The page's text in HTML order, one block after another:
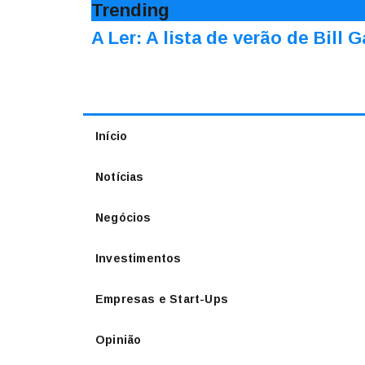
Trending
A Ler: A lista de verão de Bill
Início
Notícias
Negócios
Investimentos
Empresas e Start-Ups
Opinião